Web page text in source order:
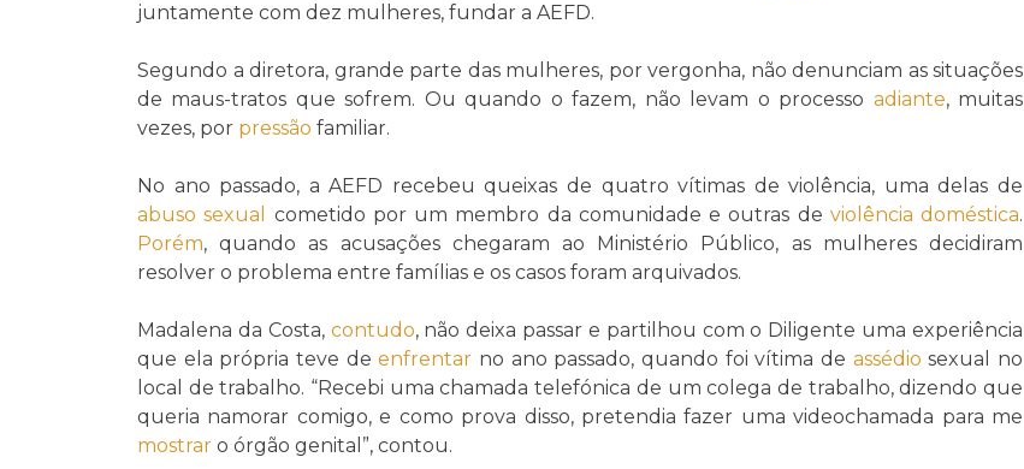
juntamente com dez mulheres, fundar a AEFD.
Segundo a diretora, grande parte das mulheres, por vergonha, não denunciam as situações
de maus-tratos que sofrem. Ou quando o fazem, não levam o processo adiante, muitas
vezes, por pressão familiar.
No ano passado, a AEFD recebeu queixas de quatro vítimas de violência, uma delas de
abuso sexual
cometido por um membro da comunidade e outras de violência doméstica.
Porém, quando as acusações chegaram ao Ministério Público, as mulheres decidiram
resolver o problema entre famílias e os casos foram arquivados.
Madalena da Costa, contudo, não deixa passar e partilhou com o Diligente uma experiência
que ela própria teve deenfrentar no ano passado, quando foi vítima de assédio sexual no
local de trabalho. “Recebi uma chamada telefónica de um colega de trabalho, dizendo que
queria namorar comigo, e como prova disso, pretendia fazer uma videochamada para me
mostrar o órgão genital”, contou.